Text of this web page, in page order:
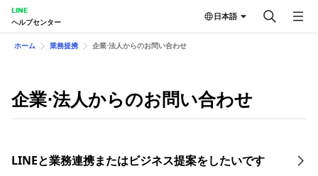
LINE
ヘルプセンター
日本語
ホーム 業務提携 企業⋅法人からのお問い合わせ
企業⋅法人からのお問い合わせ
LINEと業務連携またはビジネス提案をしたいです